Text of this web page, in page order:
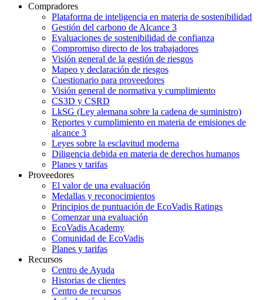
Compradores
Plataforma de inteligencia en materia de sostenibilidad
Gestión del carbono de Alcance 3
Evaluaciones de sostenibilidad de confianza
Compromiso directo de los trabajadores
Visión general de la gestión de riesgos
Mapeo y declaración de riesgos
Cuestionario para proveedores
Visión general de normativa y cumplimiento
CS3D y CSRD
LkSG (Ley alemana sobre la cadena de suministro)
Reportes y cumplimiento en materia de emisiones de
alcance 3
Leyes sobre la esclavitud moderna
Diligencia debida en materia de derechos humanos
Planes y tarifas
Proveedores
El valor de una evaluación
Medallas y reconocimientos
Principios de puntuación de EcoVadis Ratings
Comenzar una evaluación
EcoVadis Academy
Comunidad de EcoVadis
Planes y tarifas
Recursos
Centro de Ayuda
Historias de clientes
Centro de recursos